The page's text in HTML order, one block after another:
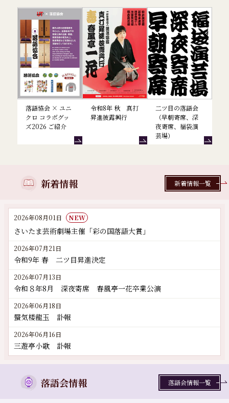
落語協会 × ユニ
クロ コラボグッ
ズ2026 ご紹介
令和8年 秋 真打
昇進披露興行
二ツ目の落語会
（早朝寄席、深
夜寄席、福袋演
芸場）
新着情報
2026年08月01日 NEW
さいたま芸術劇場主催「彩の国落語大賞」
2026年07月21日
令和9年 春 二ツ目昇進決定
2026年07月13日
令和８年8月 深夜寄席 春風亭一花卒業公演
2026年06月18日
蜃気楼龍玉 訃報
2026年06月16日
三遊亭小歌 訃報
新着情報一覧
落語会情報 落語会情報一覧